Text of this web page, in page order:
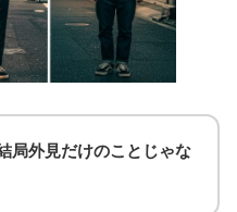
局外見だけのことじゃな